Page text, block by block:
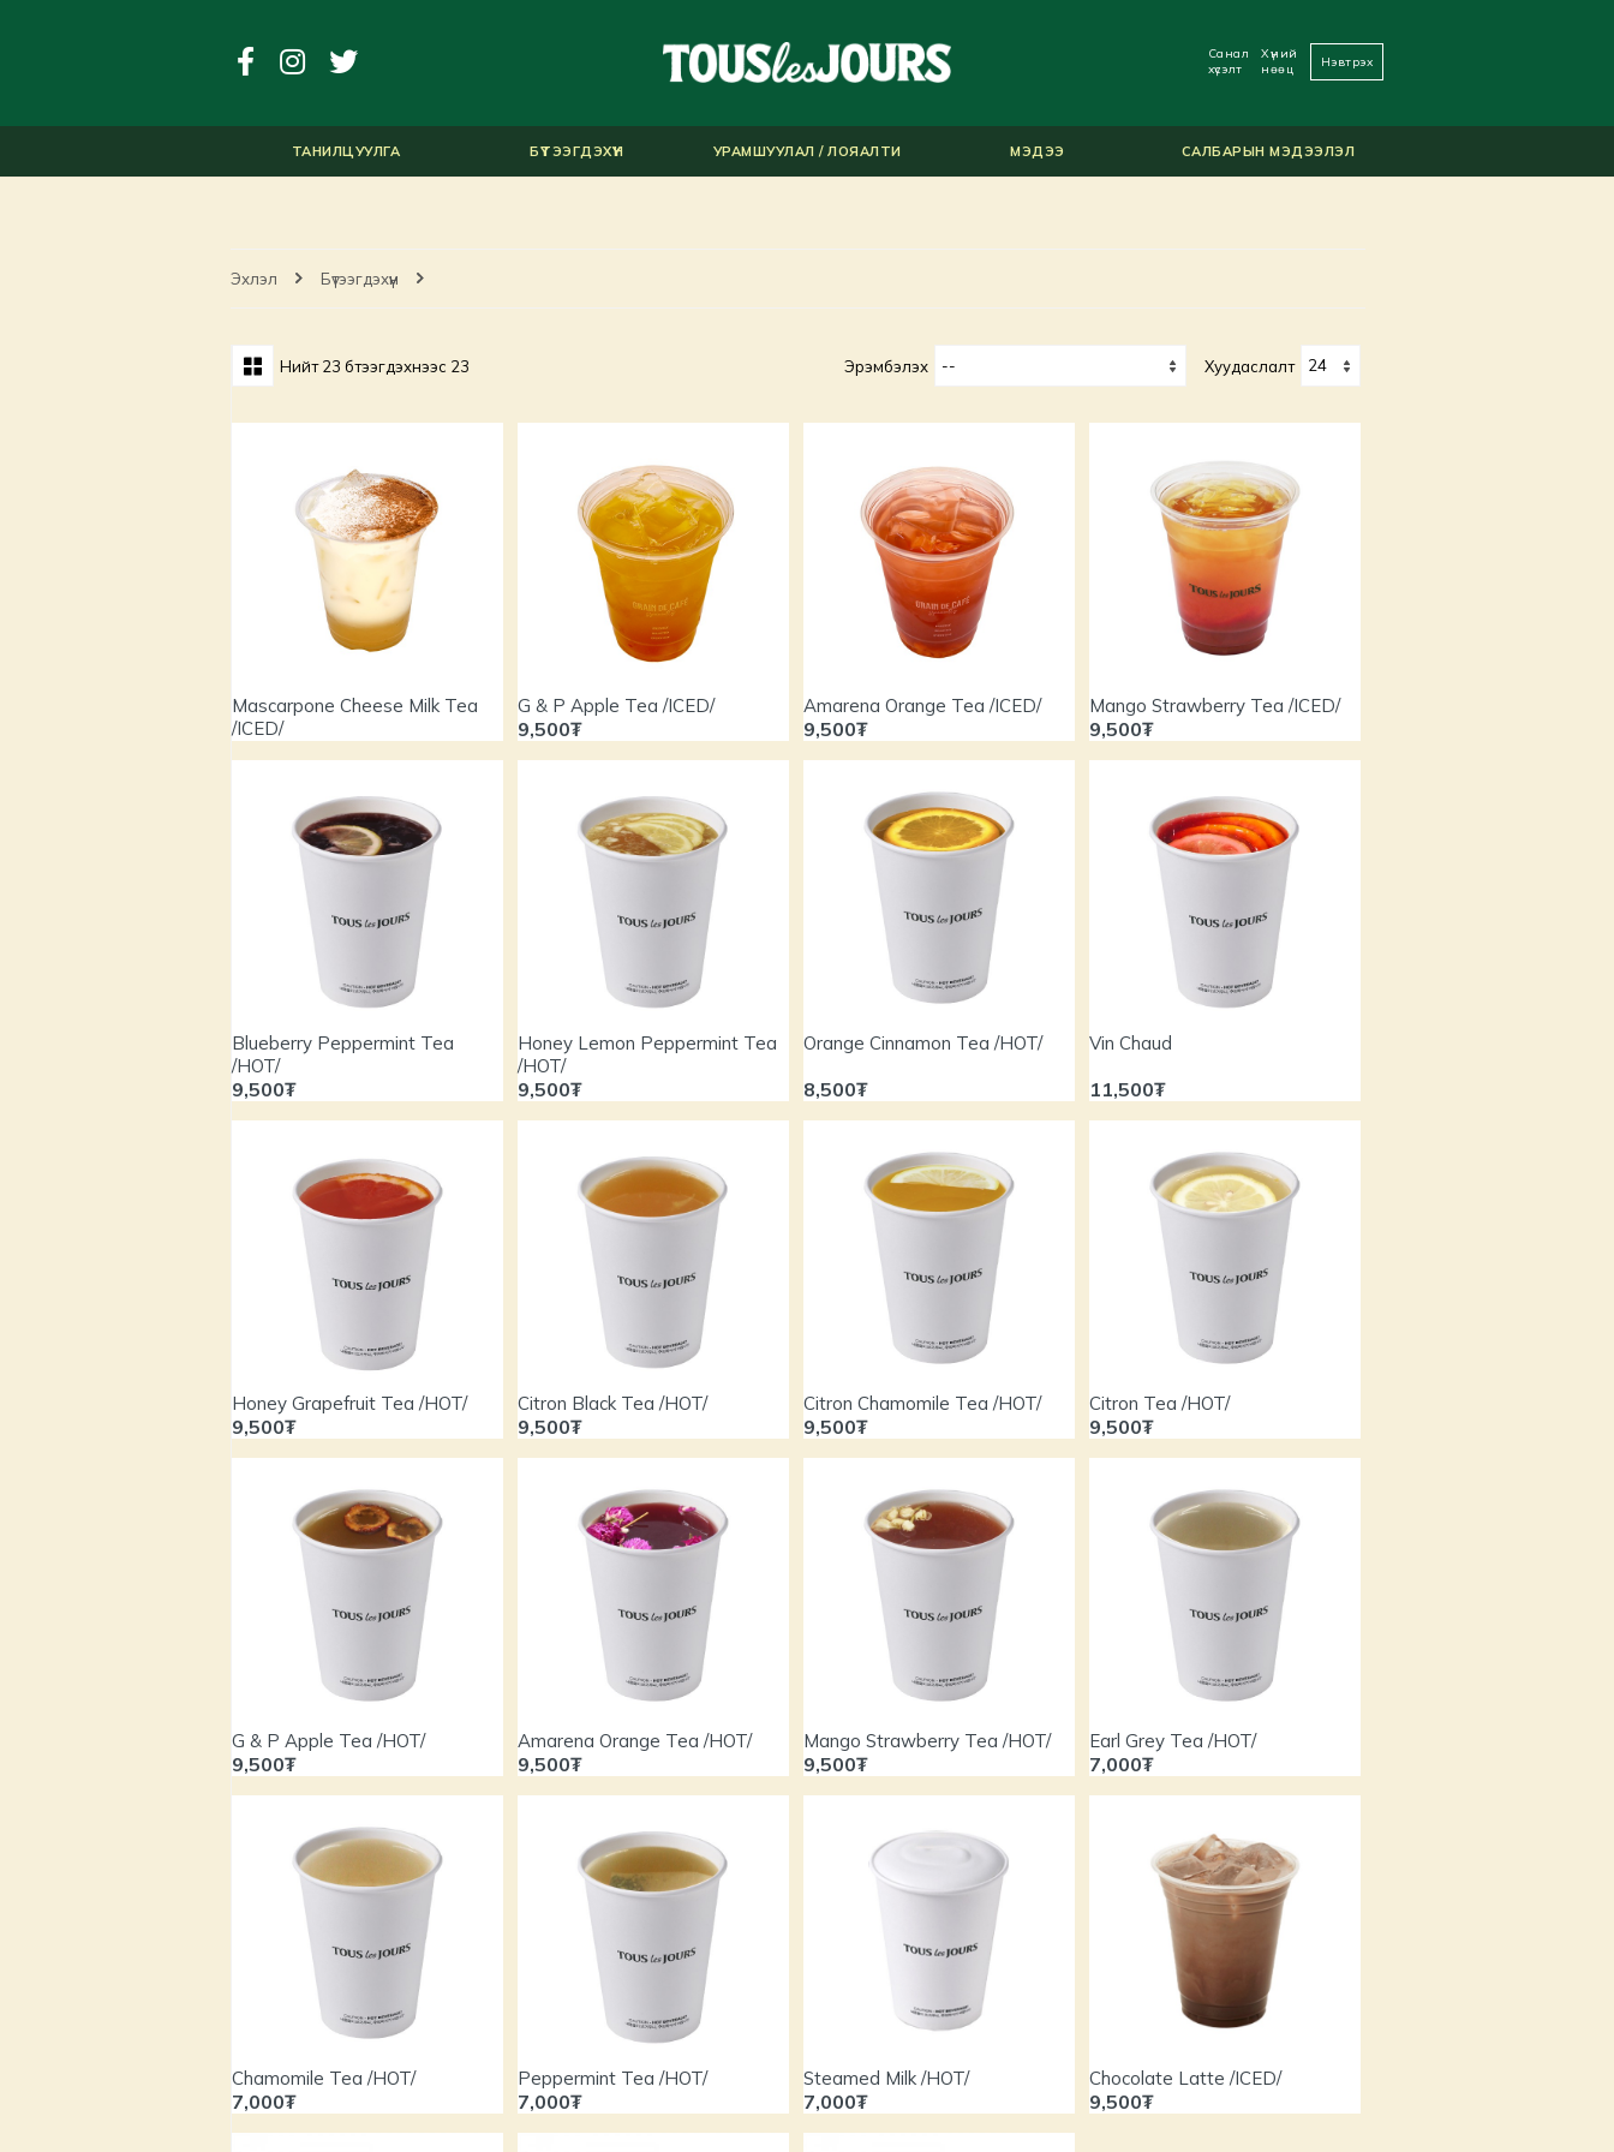
Санал
хүсэлт
Хүний
нөөц
Нэвтрэх
ТАНИЛЦУУЛГА БҮТЭЭГДЭХҮҮН УРАМШУУЛАЛ / ЛОЯАЛТИ МЭДЭЭ САЛБАРЫН МЭДЭЭЛЭЛ
Эхлэл Бүтээгдэхүүн
Нийт 23 бүтээгдэхүүнээс 23 Эрэмбэлэх Хуудаслалт
Mascarpone Cheese Milk Tea
/ICED/
G & P Apple Tea /ICED/
9,500₮
Amarena Orange Tea /ICED/
9,500₮
Mango Strawberry Tea /ICED/
9,500₮
Blueberry Peppermint Tea
/HOT/
9,500₮
Honey Lemon Peppermint Tea
/HOT/
9,500₮
Orange Cinnamon Tea /HOT/
8,500₮
Vin Chaud
11,500₮
Honey Grapefruit Tea /HOT/
9,500₮
Citron Black Tea /HOT/
9,500₮
Citron Chamomile Tea /HOT/
9,500₮
Citron Tea /HOT/
9,500₮
G & P Apple Tea /HOT/
9,500₮
Amarena Orange Tea /HOT/
9,500₮
Mango Strawberry Tea /HOT/
9,500₮
Earl Grey Tea /HOT/
7,000₮
Chamomile Tea /HOT/
7,000₮
Peppermint Tea /HOT/
7,000₮
Steamed Milk /HOT/
7,000₮
Chocolate Latte /ICED/
9,500₮